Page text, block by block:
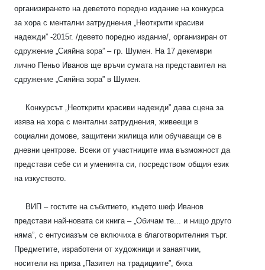
организирането на деветото поредно издание на конкурса
за хора с ментални затруднения „Неоткрити красиви
надежди” -2015г. /девето поредно издание/, организиран от
сдружение „Сияйна зора” – гр. Шумен. На 17 декември
лично Пеньо Иванов ще връчи сумата на представител на
сдружение „Сияйна зора” в Шумен.
Конкурсът „Неоткрити красиви надежди” дава сцена за
изява на хора с ментални затруднения, живеещи в
социални домове, защитени жилища или обучаващи се в
дневни центрове. Всеки от участниците има възможност да
представи себе си и уменията си, посредством общия език
на изкуството.
ВИП – гостите на събитието, където шеф Иванов
представи най-новата си книга – „Обичам те... и нищо друго
няма”, с ентусиазъм се включиха в благотворителния търг.
Предметите, изработени от художници и занаятчии,
носители на приза „Пазител на традициите”, бяха